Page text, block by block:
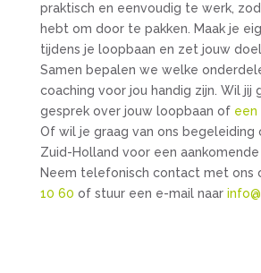
praktisch en eenvoudig te werk,
hebt om door te pakken. Maak je
tijdens je loopbaan en zet jouw
Samen bepalen we welke
coaching voor jou handig zijn. Wil jij
gesprek over jouw loopbaan of een
Of wil je graag van ons begeleiding
Zuid-Holland voor een
Neem telefonisch contact met ons
10 60 of stuur een e-mail naar